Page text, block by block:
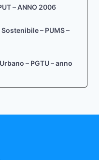
– ANNO 2006
– PUMS –
– PGTU – anno